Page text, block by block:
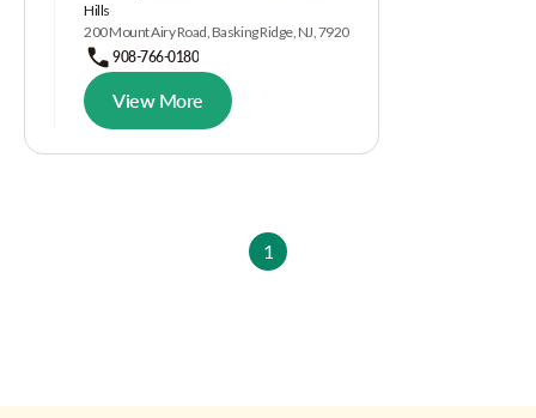
Hills
200 Mount Airy Road, Basking Ridge, NJ, 7920
908-766-0180
View More
1